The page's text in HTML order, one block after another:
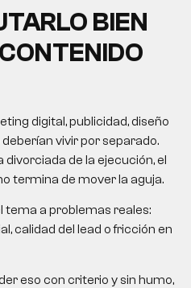
BIEN
digital, publicidad, diseño
vivir por separado.
de la ejecución, el
termina de mover la aguja.
tema a problemas reales:
calidad del lead o fricción en
eso con criterio y sin humo,